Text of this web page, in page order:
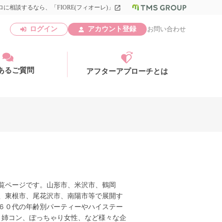
に相談するなら、「FIORE(フィオーレ)」 launch
ログイン アカウント登録 お問い合わせ
るご質問 アフターアプローチとは
ページです。山形市、米沢市、鶴岡
東根市、尾花沢市、南陽市等で展開す
０代の年齢別パーティーやハイステー
コン、ぽっちゃり女性、など様々な企